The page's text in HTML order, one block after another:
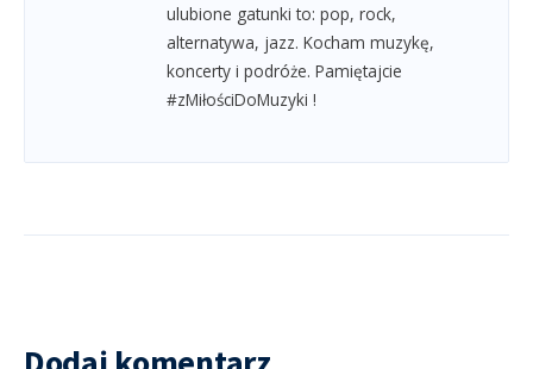
ulubione gatunki to: pop, rock,
alternatywa, jazz. Kocham muzykę,
koncerty i podróże. Pamiętajcie
#zMiłościDoMuzyki !